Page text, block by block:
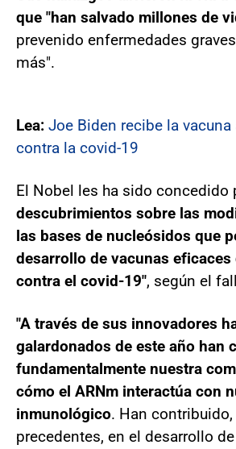
que "han salvado millones de
prevenido enfermedades
más".
Lea: Joe Biden recibe la
contra la covid-19
El Nobel les ha sido concedido
descubrimientos sobre las
las bases de nucleósidos que
desarrollo de vacunas eficaces
contra el covid-19", según el
"A través de sus innovadores
galardonados de este año han
fundamentalmente nuestra
cómo el ARNm interactúa con
inmunológico. Han
precedentes, en el desarrollo